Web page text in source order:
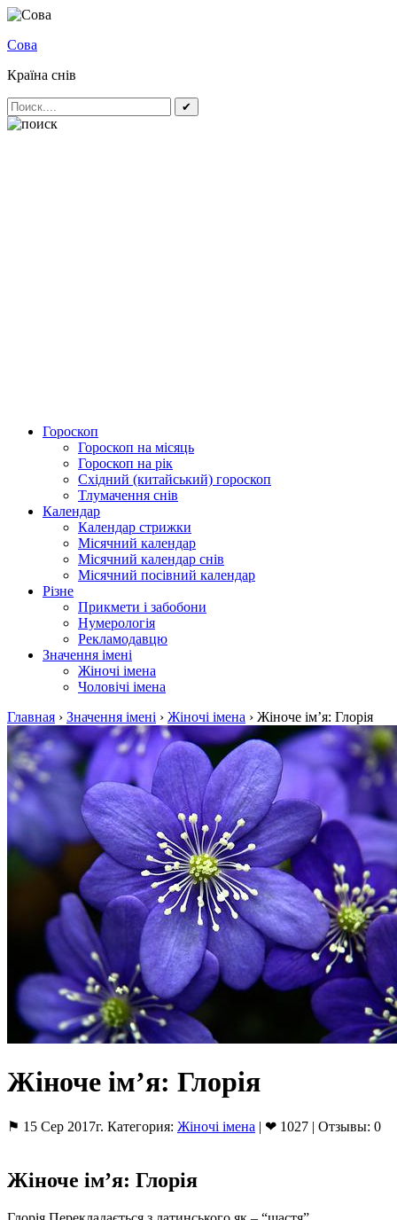
Сова
Країна снів
✔
Гороскоп
Гороскоп на місяць
Гороскоп на рік
Східний (китайський) гороскоп
Тлумачення снів
Календар
Календар стрижки
Місячний календар
Місячний календар снів
Місячний посівний календар
Різне
Прикмети і забобони
Нумерологія
Рекламодавцю
Значення імені
Жіночі імена
Чоловічі імена
Главная › Значення імені › Жіночі імена › Жіноче ім’я: Глорія
Жіноче ім’я: Глорія
⚑ 15 Сер 2017г. Категория: Жіночі імена | ❤ 1027 | Отзывы: 0
Жіноче ім’я: Глорія